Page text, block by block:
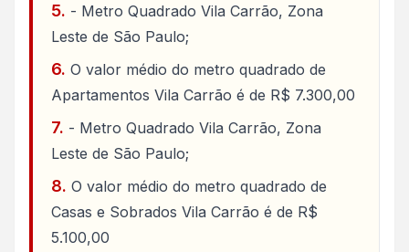
- Metro Quadrado Vila Carrão, Zona
Leste de São Paulo;
O valor médio do metro quadrado de
Apartamentos Vila Carrão é de R$ 7.300,00
- Metro Quadrado Vila Carrão, Zona
Leste de São Paulo;
O valor médio do metro quadrado de
Casas e Sobrados Vila Carrão é de R$
5.100,00